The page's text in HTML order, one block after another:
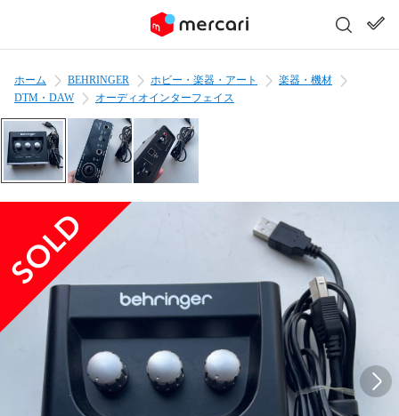
ホーム BEHRINGER ホビー・楽器・アート
楽器・機材
DTM・DAW
オーディオインターフェイス